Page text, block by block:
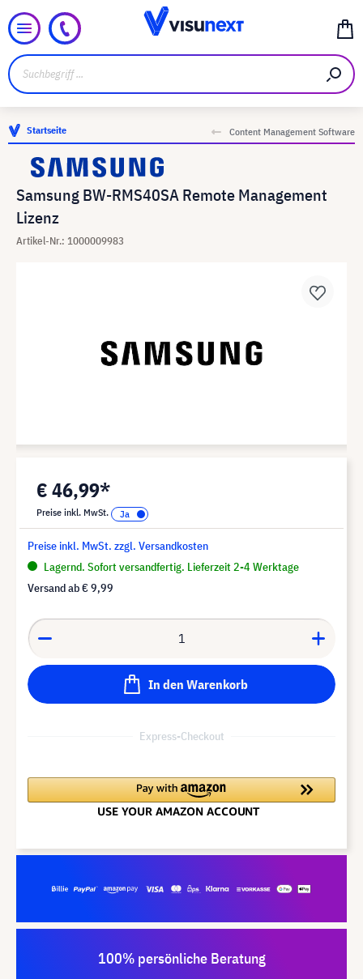
Startseite Content Management Software
Samsung BW-RMS40SA Remote Management
Lizenz
Artikel-Nr.: 1000009983
€ 46,99*
Preise inkl. MwSt.
Preise inkl. MwSt. zzgl. Versandkosten
Lagernd. Sofort versandfertig. Lieferzeit 2-4 Werktage
Versand ab€ 9,99
In den Warenkorb
Express-Checkout
100% persönliche Beratung